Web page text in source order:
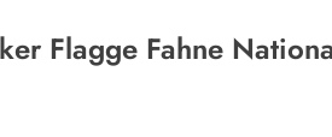
Flagge Fahne